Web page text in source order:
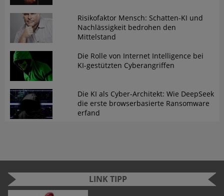
Risikofaktor Mensch: Schatten-KI und
Nachlässigkeit bedrohen den
Mittelstand
Die Rolle von Internet Intelligence bei
KI-gestützten Cyberangriffen
Die KI als Cyber-Architekt: Wie DeepSeek
die erste browserbasierte Ransomware
erfand
LINK TIPP